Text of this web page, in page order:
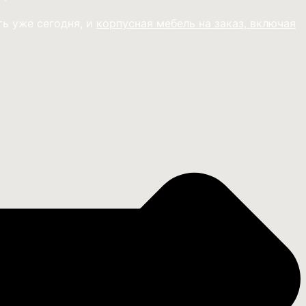
уже сегодня, и корпусная мебель на заказ, включая